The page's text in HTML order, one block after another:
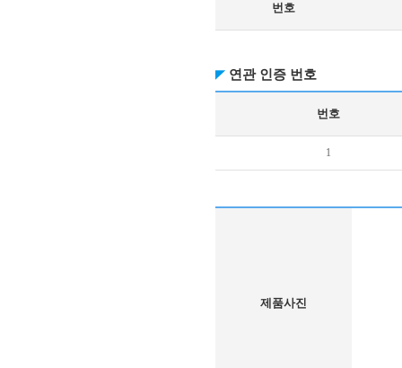
번호
연관 인증 번호
번호
1
제품사진